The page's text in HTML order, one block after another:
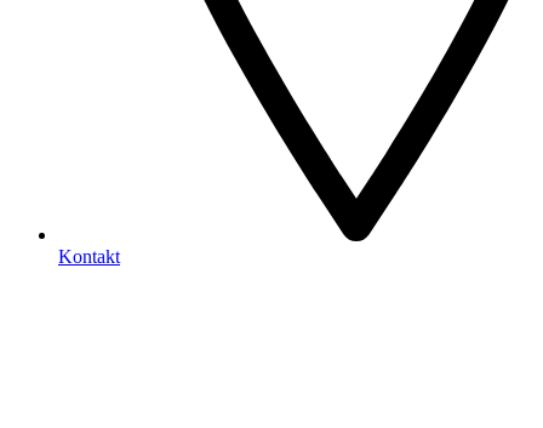
Kontakt